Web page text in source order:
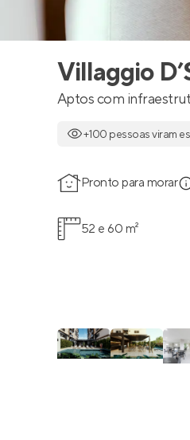
Villaggio
Aptos com
+100 pessoas viram
Pronto para morar
52 e 60 m²